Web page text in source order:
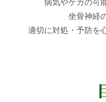
病気やケガの可
坐骨神経
適切に対処・予防を